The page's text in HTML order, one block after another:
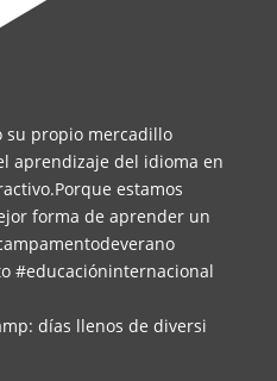
días llenos de diversi